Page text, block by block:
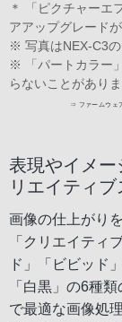
＊ 「ピクチャーエ
アアップグレード
※ 写真はNEX-C3
※ 「パートカラー
らないことがあり
表現やイメー
リエイティ
画像の仕上がり
「クリエイティ
ド」「ビビッド
「白黒」の6種
で最適な画像処